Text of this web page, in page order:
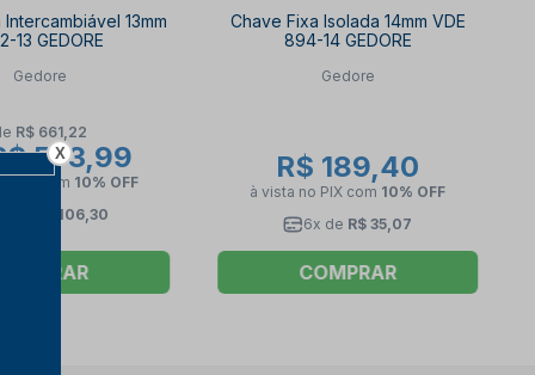
13mm
13 GEDORE
Gedore
R$ 661,22
573,99
com 10% OFF
R$ 106,30
COMPRAR
Chave Fixa Isolada 14mm VDE
894-14 GEDORE
Gedore
R$ 189,40
à vista no PIX com 10% OFF
6x de R$ 35,07
COMPRAR
X